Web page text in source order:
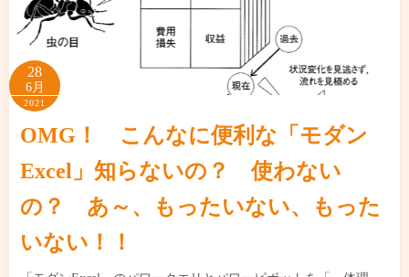
28
6月
2021
OMG！ こんなに便利な「モダン
Excel」知らないの？ 使わない
の？ あ～、もったいない、もった
いない！！